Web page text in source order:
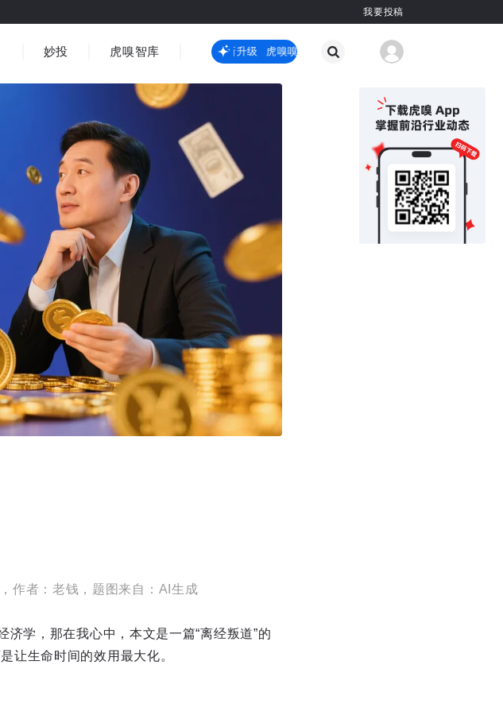
我要投稿
经 出海
国际热点
其他
妙投 虎嗅智库虎嗅嗅全新升级 虎嗅嗅全新升级
，作者：老钱，题图来自：AI生成
济学，那在我心中，本文是一篇“离经叛道”的
让生命时间的效用最大化。